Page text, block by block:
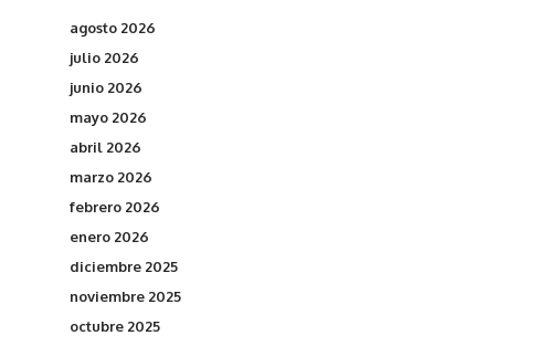
agosto 2026
julio 2026
junio 2026
mayo 2026
abril 2026
marzo 2026
febrero 2026
enero 2026
diciembre 2025
noviembre 2025
octubre 2025